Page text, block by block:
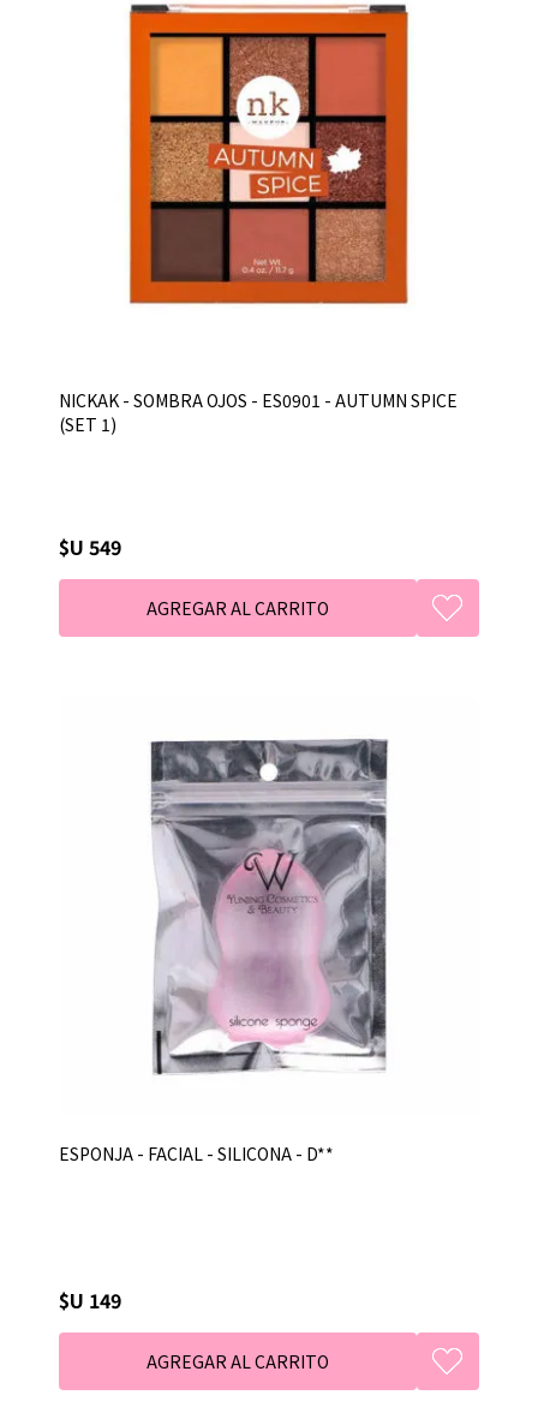
NICKAK - SOMBRA OJOS - ES0901 - AUTUMN SPICE
(SET 1)
$U 549
ESPONJA - FACIAL - SILICONA - D**
$U 149